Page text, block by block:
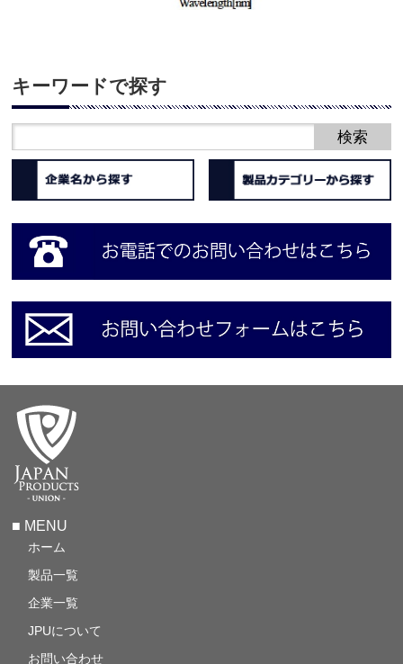
キーワードで探す
■ MENU
ホーム
製品一覧
企業一覧
JPUについて
お問い合わせ